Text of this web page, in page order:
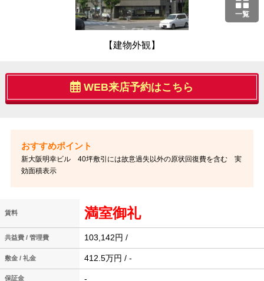
一覧
【建物外観】
WEB来店予約はこちら
新大阪明幸ビル 40坪敷引には故意過失以外の原状回復費を含む 実
効面積表示
賃料 満室御礼
共益費 / 管理費 103,142円 /
敷金 / 礼金 412.5万円 / -
保証金 -